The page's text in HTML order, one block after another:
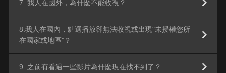
7. 我人在國外，為什麼不能收視？
8.我人在國內，點選播放卻無法收視或出現"未授權您所
在國家或地區”？
9. 之前有看過一些影片為什麼現在找不到了？